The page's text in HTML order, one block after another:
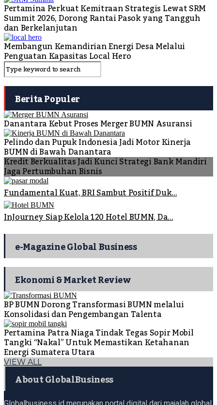
Pertamina Perkuat Kemitraan Strategis Lewat SRM
Summit 2026, Dorong Rantai Pasok yang Tangguh
dan Berkelanjutan
Membangun Kemandirian Energi Desa Melalui
Penguatan Kapasitas Local Hero
Berita Populer
Danantara Kebut Proses Merger BUMN Asuransi
Pelindo dan Pupuk Indonesia Jadi Motor Kinerja
BUMN di Bawah Danantara
Kredit Berkualitas Jadi Kunci Strategi Bank Mandiri
Jaga Pertumbuhan Bisnis
Fundamental Kuat, BRI Sambut Positif Duk...
InJourney Siap Kelola 120 Hotel BUMN, Da...
e-Magazine Global Business
Ekonomi & Market Review
BP BUMN Dorong Transformasi BUMN melalui
Konsolidasi dan Pengembangan Talenta
Pertamina Patra Niaga Tindak Tegas Sopir Mobil
Tangki “Nakal” Untuk Memastikan Ketahanan
Energi Sumatera Utara
VIEW ALL
About GlobalBusiness